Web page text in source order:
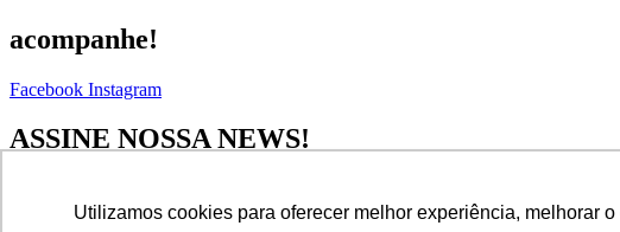
Utilizamos cookies para oferecer melhor experiência, melhorar
acompanhe!
Facebook Instagram
ASSINE NOSSA NEWS!